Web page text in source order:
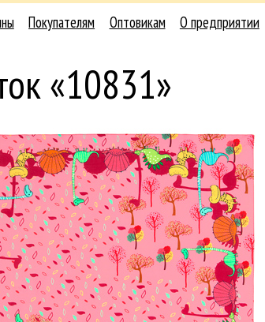
Покупателям Оптовикам О предприятии
«10831»